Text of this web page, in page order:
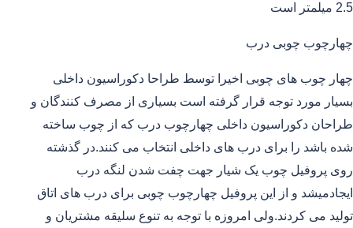
2.5 میلمتر است
چهارچوب چوبی درب
چهار چوب های چوبی اخیرا توسط طراحا دکوراسیون داخلی
بسیار مورد توجه قرار گرفته است بسیاری از مصرف کنندگان و
طراحان دکوراسیون داخلی چهارچوب درب که از چوب ساخته
شده باشد را برای درب های داخلی انتخاب می کنند.در گذشته
روی پروفیل چوب یک شیار جهت چفت شدن لنگه درب
ایجادمیشد و از این پروفیل چهارچوب چوبی برای درب های اتاق
تولید می کردند.ولی امروزه با توجه به تنوع سلیقه مشتریان و